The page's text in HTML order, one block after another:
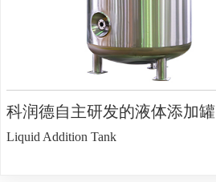
科润德自主研发的液体添加罐
Liquid Addition Tank